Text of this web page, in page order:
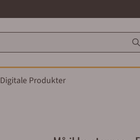
Digitale Produkter